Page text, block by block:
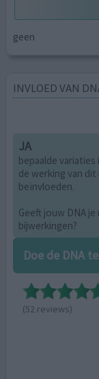
geen
INVLOED VAN
JA
bepaalde variaties
de werking van dit
beïnvloeden.
Geeft jouw DNA je
bijwerkingen?
Doe de DNA
(52 reviews)